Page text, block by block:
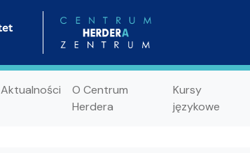
Aktualności
O Centrum
Herdera
Kursy
językowe